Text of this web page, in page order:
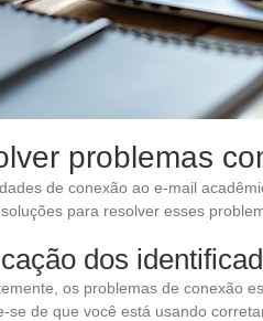
problemas
de conexão ao e-mail
para resolver esses
dos
os problemas de conexão
se de que você está usando